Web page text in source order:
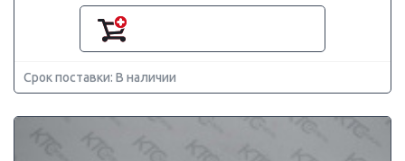
Срок поставки: В наличии